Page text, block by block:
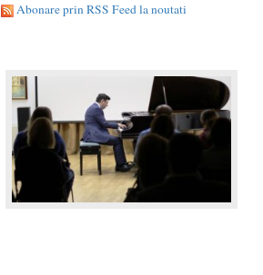
Abonare prin RSS Feed la noutati